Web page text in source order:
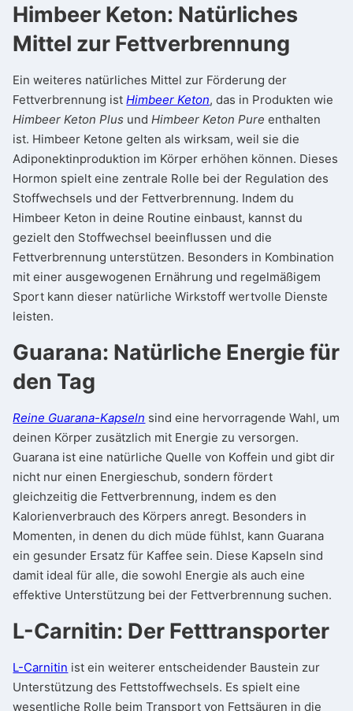
Himbeer Keton: Natürliches
Mittel zur Fettverbrennung
Ein weiteres natürliches Mittel zur Förderung der
Fettverbrennung istHimbeer Keton, das in Produkten wie
Himbeer Keton Plus undHimbeer Keton Pure enthalten
ist. Himbeer Ketone gelten als wirksam, weil sie die
Adiponektinproduktion im Körper erhöhen können. Dieses
Hormon spielt eine zentrale Rolle bei der Regulation des
Stoffwechsels und der Fettverbrennung. Indem du
Himbeer Keton in deine Routine einbaust, kannst du
gezielt den Stoffwechsel beeinflussen und die
Fettverbrennung unterstützen. Besonders in Kombination
mit einer ausgewogenen Ernährung und regelmäßigem
Sport kann dieser natürliche Wirkstoff wertvolle Dienste
leisten.
Guarana: Natürliche Energie für
den Tag
Reine Guarana-Kapseln sind eine hervorragende Wahl, um
deinen Körper zusätzlich mit Energie zu versorgen.
Guarana ist eine natürliche Quelle von Koffein und gibt dir
nicht nur einen Energieschub, sondern fördert
gleichzeitig die Fettverbrennung, indem es den
Kalorienverbrauch des Körpers anregt. Besonders in
Momenten, in denen du dich müde fühlst, kann Guarana
ein gesunder Ersatz für Kaffee sein. Diese Kapseln sind
damit ideal für alle, die sowohl Energie als auch eine
effektive Unterstützung bei der Fettverbrennung suchen.
L-Carnitin: Der Fetttransporter
L-Carnitin ist ein weiterer entscheidender Baustein zur
Unterstützung des Fettstoffwechsels. Es spielt eine
wesentliche Rolle beim Transport von Fettsäuren in die